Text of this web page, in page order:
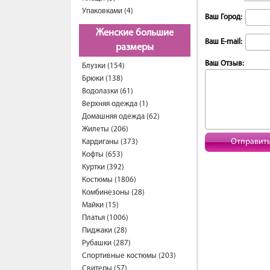
Упаковками (4)
Женские большие
размеры
Блузки (154)
Брюки (138)
Водолазки (61)
Верхняя одежда (1)
Домашняя одежда (62)
Жилеты (206)
Кардиганы (373)
Кофты (653)
Куртки (392)
Костюмы (1806)
Комбинезоны (28)
Майки (15)
Платья (1006)
Пиджаки (28)
Рубашки (287)
Спортивные костюмы (203)
Ваш Город:
Ваш E-mail:
Ваш Отзыв: